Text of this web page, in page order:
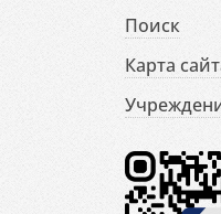
Поиск
Карта